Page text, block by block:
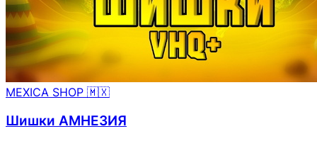
MEXICA SHOP 🇲🇽
Шишки АМНЕЗИЯ